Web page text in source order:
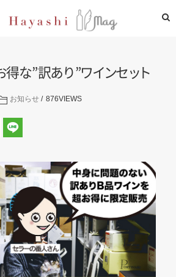
林基就イタリア紀行
レシピ
得な”訳あり”ワインセット
お知らせ 876VIEWS